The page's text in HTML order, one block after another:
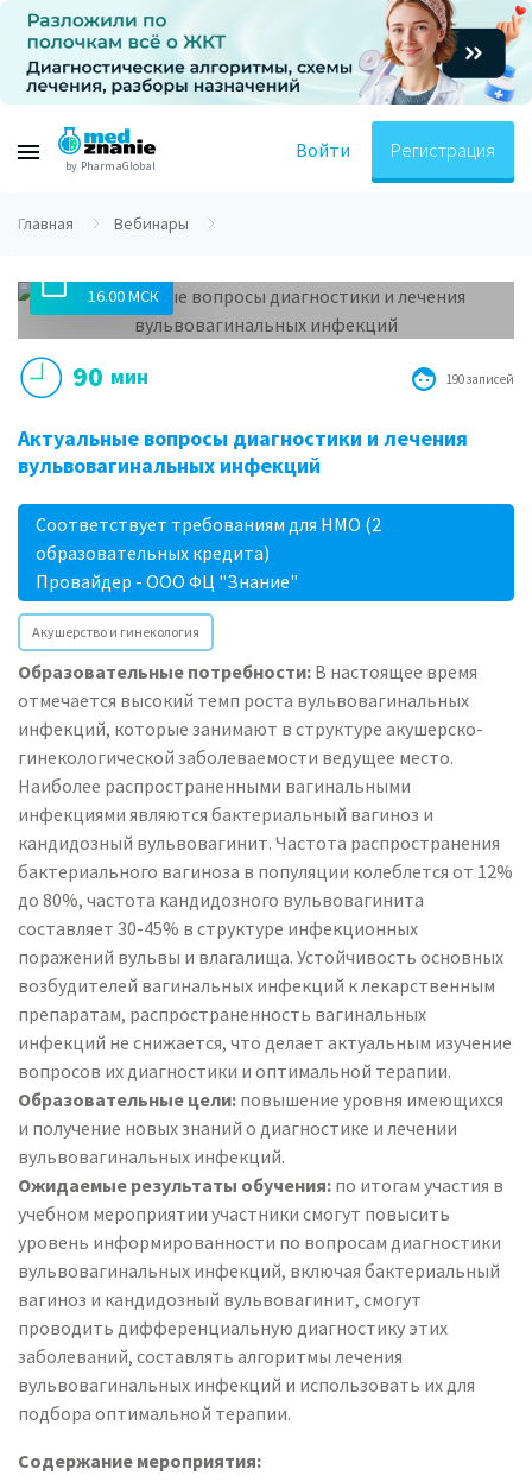
by PharmaGlobal
Войти Регистрация
Главная Вебинары
16.00 МСК
90 мин 190 записей
Актуальные вопросы диагностики и лечения
вульвовагинальных инфекций
Соответствует требованиям для НМО (2
образовательных кредита)
Провайдер - ООО ФЦ "Знание"
Акушерство и гинекология
Образовательные потребности: В настоящее время
отмечается высокий темп роста вульвовагинальных
инфекций, которые занимают в структуре акушерско-
гинекологической заболеваемости ведущее место.
Наиболее распространенными вагинальными
инфекциями являются бактериальный вагиноз и
кандидозный вульвовагинит. Частота распространения
бактериального вагиноза в популяции колеблется от 12%
до 80%, частота кандидозного вульвовагинита
составляет 30-45% в структуре инфекционных
поражений вульвы и влагалища. Устойчивость основных
возбудителей вагинальных инфекций к лекарственным
препаратам, распространенность вагинальных
инфекций не снижается, что делает актуальным изучение
вопросов их диагностики и оптимальной терапии.
Образовательные цели: повышение уровня имеющихся
и получение новых знаний о диагностике и лечении
вульвовагинальных инфекций.
Ожидаемые результаты обучения: по итогам участия в
учебном мероприятии участники смогут повысить
уровень информированности по вопросам диагностики
вульвовагинальных инфекций, включая бактериальный
вагиноз и кандидозный вульвовагинит, смогут
проводить дифференциальную диагностику этих
заболеваний, составлять алгоритмы лечения
вульвовагинальных инфекций и использовать их для
подбора оптимальной терапии.
Содержание мероприятия: